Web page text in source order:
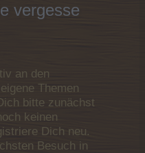
vergesse
an den
Themen
bitte zunächst
keinen
Dich neu.
Besuch in